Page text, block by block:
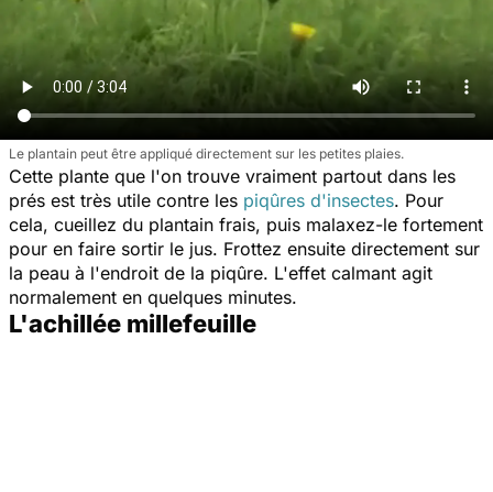
Le plantain peut être appliqué directement sur les petites plaies.
Cette plante que l'on trouve vraiment partout dans les
prés est très utile contre les piqûres d'insectes. Pour
cela, cueillez du plantain frais, puis malaxez-le fortement
pour en faire sortir le jus. Frottez ensuite directement sur
la peau à l'endroit de la piqûre. L'effet calmant agit
normalement en quelques minutes.
L'achillée millefeuille